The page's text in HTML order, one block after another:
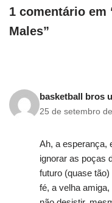
1 comentário em
Males”
basketball bros
25 de setembro
Ah, a esperança,
ignorar as poças
futuro (quase
fé, a velha